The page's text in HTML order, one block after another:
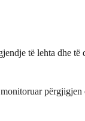
të lehta dhe të